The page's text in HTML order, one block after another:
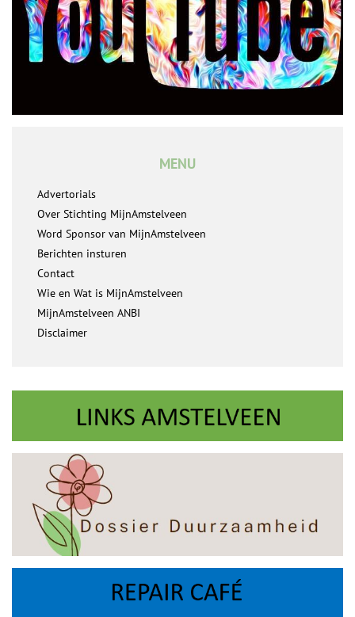
MENU
Advertorials
Over Stichting MijnAmstelveen
Word Sponsor van MijnAmstelveen
Berichten insturen
Contact
Wie en Wat is MijnAmstelveen
MijnAmstelveen ANBI
Disclaimer